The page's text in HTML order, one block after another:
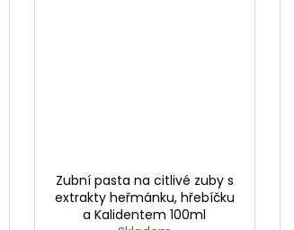
Zubní pasta na citlivé zuby s
extrakty heřmánku, hřebíčku
a Kalidentem 100ml